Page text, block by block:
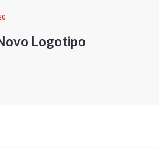
Logotipo